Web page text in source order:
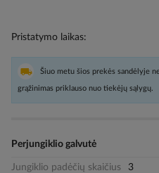
Pristatymo laikas
Šiuo metu šios prekės sandėlyje
grąžinimas priklauso nuo tiekėjų sąlygų.
Perjungiklio galvutė
Jungiklio padėčių skaičius
3